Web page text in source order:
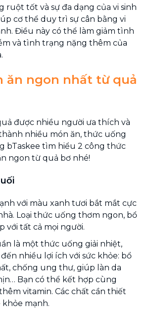
ruột tốt và sự đa dạng của vi sinh
cơ thể duy trì sự cân bằng vi
Điều này có thể làm giảm tình
và tình trạng nặng thêm của
ăn ngon nhất từ quả
được nhiều người ưa thích và
nhiều món ăn, thức uống
bTaskee tìm hiểu 2 công thức
ngon từ quả bơ nhé!
với màu xanh tươi bắt mắt cực
Loại thức uống thơm ngon, bổ
với tất cả mọi người.
là một thức uống giải nhiệt,
nhiều lợi ích với sức khỏe: bổ
chống ung thư, giúp làn da
Bạn có thể kết hợp cùng
vitamin. Các chất cần thiết
mạnh.